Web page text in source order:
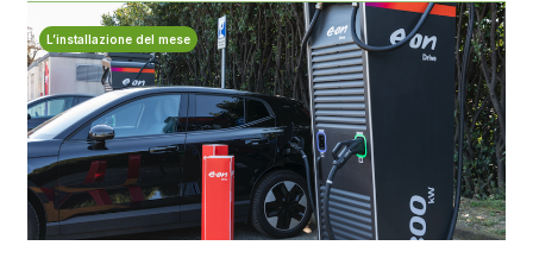
L’installazione del mese